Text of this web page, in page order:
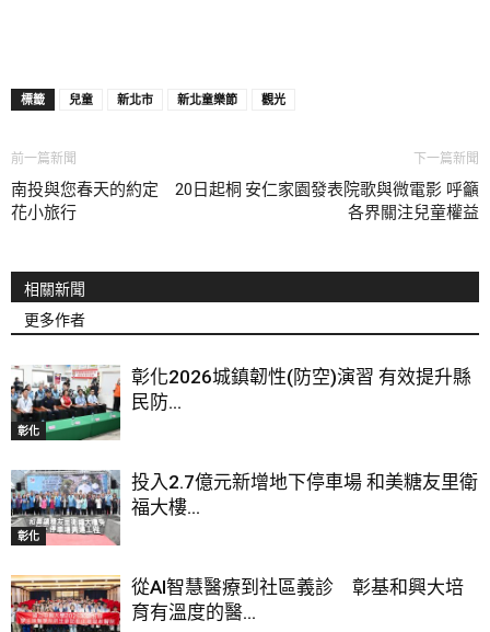
標籤 兒童 新北市 新北童樂節 觀光
前一篇新聞
南投與您春天的約定 20日起桐
花小旅行
下一篇新聞
安仁家園發表院歌與微電影 呼籲
各界關注兒童權益
相關新聞
更多作者
彰化
彰化2026城鎮韌性(防空)演習 有效提升縣
民防...
彰化
投入2.7億元新增地下停車場 和美糖友里衛
福大樓...
從AI智慧醫療到社區義診 彰基和興大培
育有溫度的醫...